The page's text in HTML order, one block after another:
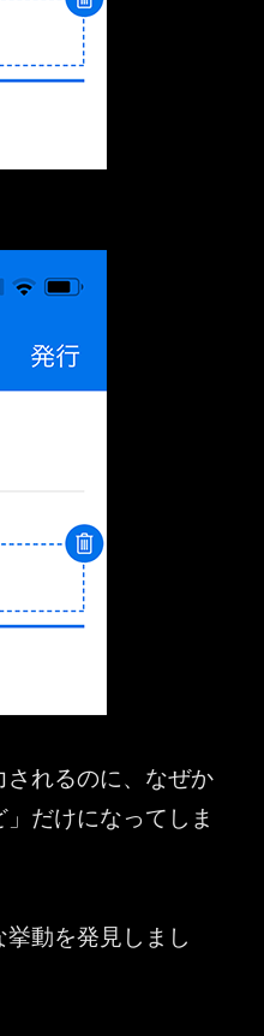
れるのに、なぜか
だけになってしま
動を発見しまし